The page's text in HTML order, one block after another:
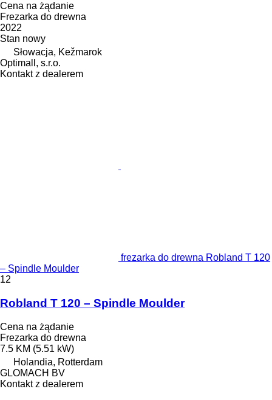
Cena na żądanie
Frezarka do drewna
2022
Stan nowy
Słowacja, Kežmarok
Optimall, s.r.o.
Kontakt z dealerem
frezarka do drewna Robland T 120
– Spindle Moulder
12
Robland T 120 – Spindle Moulder
Cena na żądanie
Frezarka do drewna
7.5 KM (5.51 kW)
Holandia, Rotterdam
GLOMACH BV
Kontakt z dealerem